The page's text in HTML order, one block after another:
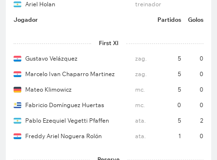
Ariel Holan treinador
Jogador Partidos Golos
First XI
Gustavo Velázquez zag. 5 0
Marcelo Ivan Chaparro Martinez zag. 5 0
Mateo Klimowicz mc. 5 0
Fabricio Domínguez Huertas mc. 0 0
Pablo Ezequiel Vegetti Pfaffen ata. 5 2
Freddy Ariel Noguera Rolón ata. 1 0